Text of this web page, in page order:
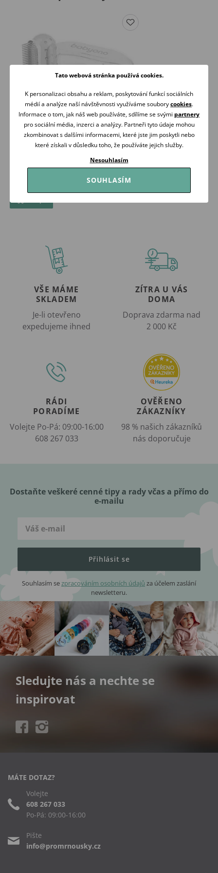
39 Kč
VŠE MÁME
SKLADEM
Je-li otevřeno
expedujeme ihned
ZÍTRA U VÁS
DOMA
Doprava zdarma nad
2 000 Kč
RÁDI
PORADÍME
Volejte Po-Pá: 09:00-16:00
608 267 033
OVĚŘENO
ZÁKAZNÍKY
98 % našich zákazníků
nás doporučuje
Dostaňte veškeré cenné tipy a rady včas a přímo do
e-mailu
Přihlásit se
Souhlasím sezpracováním osobních údajů za účelem zaslání
newsletteru.
Sledujte nás a nechte se
inspirovat
MÁTE DOTAZ?
Volejte
608 267 033
Po-Pá: 09:00-16:00
Pište
info@promrnousky.cz
Tato webová stránka používá cookies.
K personalizaci obsahu a reklam, poskytování funkcí sociálních
médií a analýze naší návštěvnosti využíváme souborycookies.
Informace o tom, jak náš web používáte, sdílíme se svými partnery
pro sociální média, inzerci a analýzy. Partneři tyto údaje mohou
zkombinovat s dalšími informacemi, které jste jim poskytli nebo
které získali v důsledku toho, že používáte jejich služby.
Nesouhlasím
SOUHLASÍM